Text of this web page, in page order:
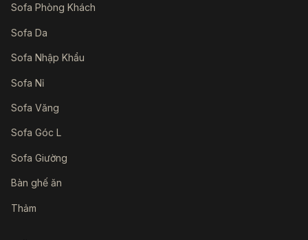
Sofa Phòng Khách
Sofa Da
Sofa Nhập Khẩu
Sofa Nỉ
Sofa Văng
Sofa Góc L
Sofa Giường
Bàn ghế ăn
Thảm